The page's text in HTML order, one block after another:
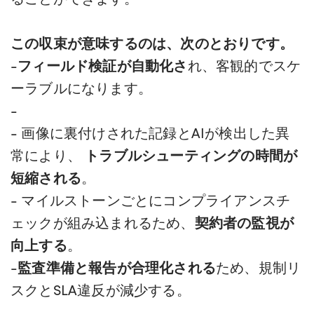
この収束が意味するのは、次のとおりです。
-フィールド検証が自動化され、客観的でスケ
ーラブルになります。
-
- 画像に裏付けされた記録とAIが検出した異
常により、
トラブルシューティングの時間が
短縮される。
- マイルストーンごとにコンプライアンスチ
ェックが組み込まれるため、 契約者の監視が
向上する。
-監査準備と報告が合理化されるため、規制リ
スクとSLA違反が減少する。